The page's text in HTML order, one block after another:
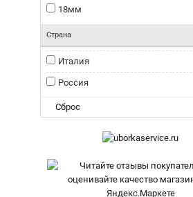
18мм
Страна
Италия
Россия
Сброс